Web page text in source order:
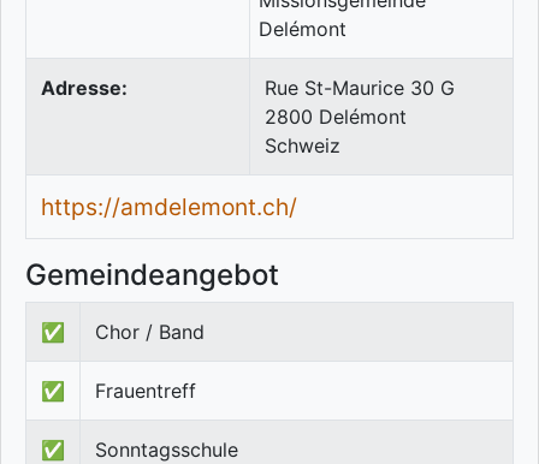
Adresse:
Rue St-Maurice 30 G
2800 Delémont
Schweiz
https://amdelemont.ch/
Gemeindeangebot
✅ Chor / Band
✅ Frauentreff
✅ Sonntagsschule